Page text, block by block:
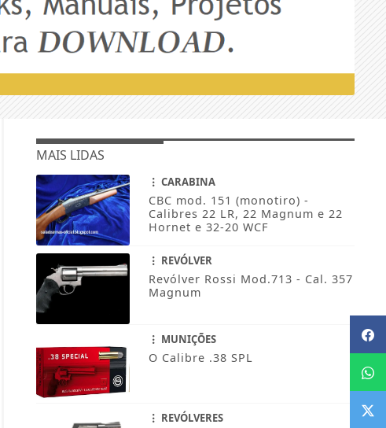
MAIS LIDAS
CARABINA
CBC mod. 151 (monotiro) -
Calibres 22 LR, 22 Magnum e 22
Hornet e 32-20 WCF
REVÓLVER
Revólver Rossi Mod.713 - Cal. 357
Magnum
MUNIÇÕES
O Calibre .38 SPL
REVÓLVERES